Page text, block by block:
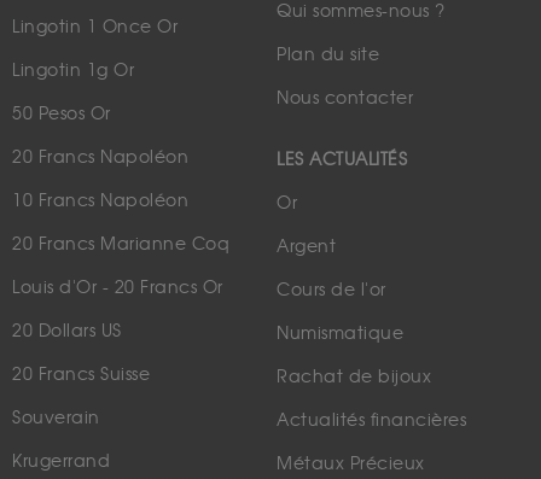
Lingotin 1 Once Or
Lingotin 1g Or
50 Pesos Or
20 Francs Napoléon
10 Francs Napoléon
20 Francs Marianne Coq
Louis d'Or - 20 Francs Or
20 Dollars US
20 Francs Suisse
Souverain
Krugerrand
Qui sommes-nous ?
Plan du site
Nous contacter
LES ACTUALITÉS
Or
Argent
Cours de l'or
Numismatique
Rachat de bijoux
Actualités financières
Métaux Précieux